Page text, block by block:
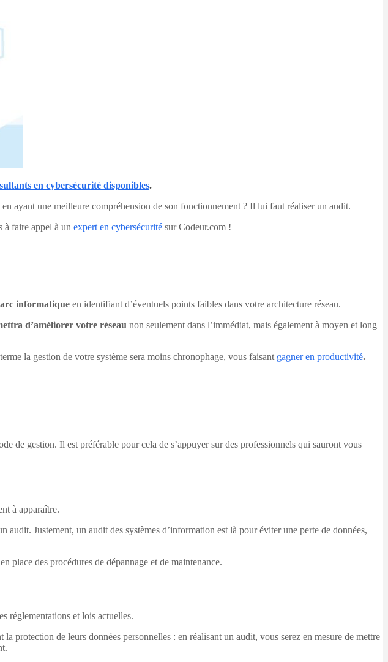
en cybersécurité disponibles.
ayant une meilleure compréhension de son fonctionnement ? Il lui faut réaliser un audit.
à faire appel à un expert en cybersécurité sur Codeur.com !
informatique en identifiant d’éventuels points faibles dans votre architecture réseau.
d’améliorer votre réseau non seulement dans l’immédiat, mais également à moyen et long
la gestion de votre système sera moins chronophage, vous faisant gagner en productivité.
de gestion. Il est préférable pour cela de s’appuyer sur des professionnels qui sauront vous
à apparaître.
audit. Justement, un audit des systèmes d’information est là pour éviter une perte de données,
place des procédures de dépannage et de maintenance.
réglementations et lois actuelles.
protection de leurs données personnelles : en réalisant un audit, vous serez en mesure de mettre